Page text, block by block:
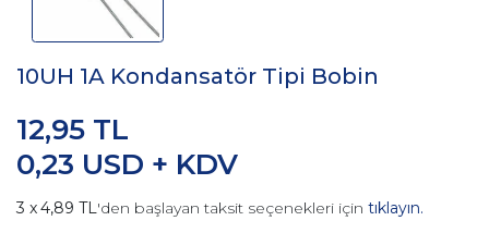
10UH 1A Kondansatör Tipi Bobin
0,23 USD + KDV
12,95 TL
4,89 TL'den başlayan taksit seçenekleri için tıklayın.